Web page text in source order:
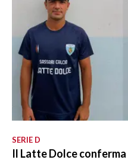
SERIE D
Il Latte Dolce conferma